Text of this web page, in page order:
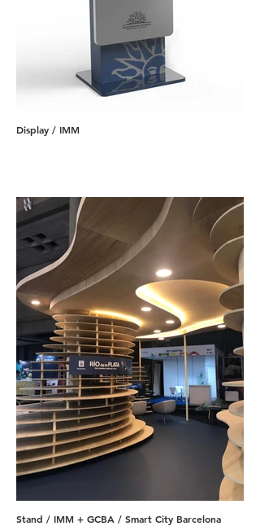
Display / IMM
Stand / IMM + GCBA / Smart City Barcelona